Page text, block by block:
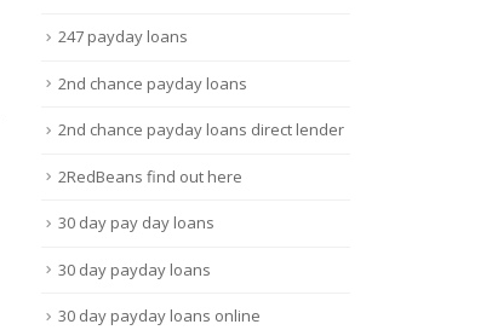
247 payday loans
2nd chance payday loans
2nd chance payday loans direct lender
2RedBeans find out here
30 day pay day loans
30 day payday loans
30 day payday loans online